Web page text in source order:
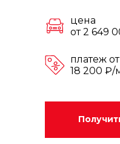
цена
от 2 649
платеж от
18 200 ₽/